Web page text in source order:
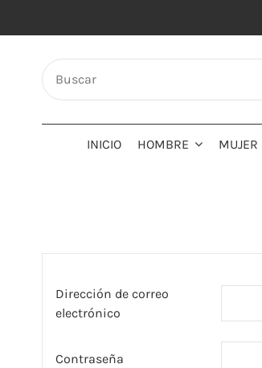
INICIO HOMBRE MUJER
Dirección de correo
electrónico
Contraseña